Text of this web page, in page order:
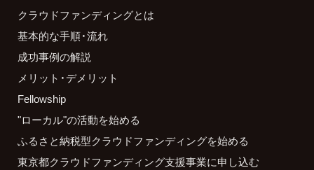
クラウドファンディングとは
基本的な手順・流れ
成功事例の解説
メリット・デメリット
Fellowship
"ローカル"の活動を始める
ふるさと納税型クラウドファンディングを始める
東京都クラウドファンディング支援事業に申し込む